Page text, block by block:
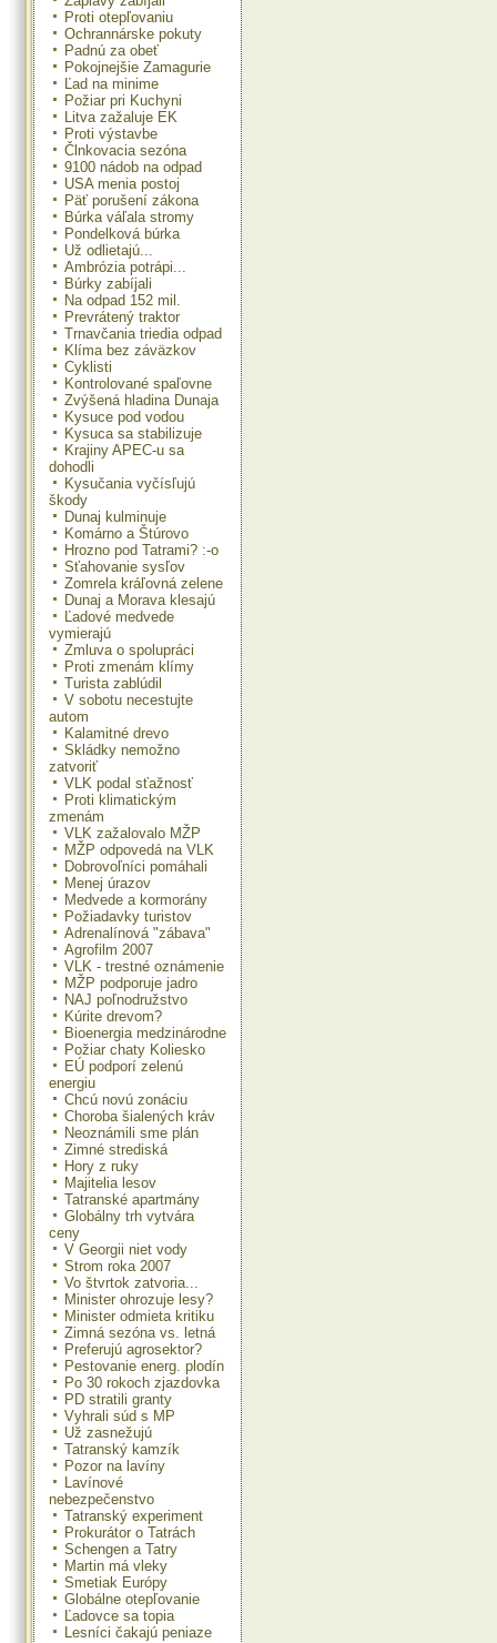
Proti otepľovaniu
Ochrannárske pokuty
Padnú za obeť
Pokojnejšie Zamagurie
Ľad na minime
Požiar pri Kuchyni
Litva zažaluje EK
Proti výstavbe
Člnkovacia sezóna
9100 nádob na odpad
USA menia postoj
Päť porušení zákona
Búrka váľala stromy
Pondelková búrka
Už odlietajú...
Ambrózia potrápi...
Búrky zabíjali
Na odpad 152 mil.
Prevrátený traktor
Trnavčania triedia odpad
Klíma bez záväzkov
Cyklisti
Kontrolované spaľovne
Zvýšená hladina Dunaja
Kysuce pod vodou
Kysuca sa stabilizuje
Krajiny APEC-u sa
dohodli
Kysučania vyčísľujú
škody
Dunaj kulminuje
Komárno a Štúrovo
Hrozno pod Tatrami? :-o
Sťahovanie sysľov
Zomrela kráľovná zelene
Dunaj a Morava klesajú
Ľadové medvede
vymierajú
Zmluva o spolupráci
Proti zmenám klímy
Turista zablúdil
V sobotu necestujte
autom
Kalamitné drevo
Skládky nemožno
zatvoriť
VLK podal sťažnosť
Proti klimatickým
zmenám
VLK zažalovalo MŽP
MŽP odpovedá na VLK
Dobrovoľníci pomáhali
Menej úrazov
Medvede a kormorány
Požiadavky turistov
Adrenalínová "zábava"
Agrofilm 2007
VLK - trestné oznámenie
MŽP podporuje jadro
NAJ poľnodružstvo
Kúrite drevom?
Bioenergia medzinárodne
Požiar chaty Koliesko
EÚ podporí zelenú
energiu
Chcú novú zonáciu
Choroba šialených kráv
Neoznámili sme plán
Zimné strediská
Hory z ruky
Majitelia lesov
Tatranské apartmány
Globálny trh vytvára
ceny
V Georgii niet vody
Strom roka 2007
Vo štvrtok zatvoria...
Minister ohrozuje lesy?
Minister odmieta kritiku
Zimná sezóna vs. letná
Preferujú agrosektor?
Pestovanie energ. plodín
Po 30 rokoch zjazdovka
PD stratili granty
Vyhrali súd s MP
Už zasnežujú
Tatranský kamzík
Pozor na lavíny
Lavínové
nebezpečenstvo
Tatranský experiment
Prokurátor o Tatrách
Schengen a Tatry
Martin má vleky
Smetiak Európy
Globálne otepľovanie
Ľadovce sa topia
Lesníci čakajú peniaze